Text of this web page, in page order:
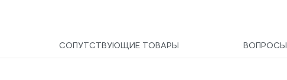
СОПУТСТВУЮЩИЕ ТОВАРЫ ВОПРОСЫ